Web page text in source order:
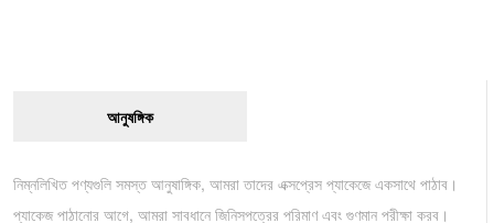
আনুষঙ্গিক
নিম্নলিখিত পণ্যগুলি সমস্ত আনুষাঙ্গিক, আমরা তাদের এক্সপ্রেস প্যাকেজে একসাথে পাঠাব।
প্যাকেজ পাঠানোর আগে, আমরা সাবধানে জিনিসপত্রের পরিমাণ এবং গুণমান পরীক্ষা করব।